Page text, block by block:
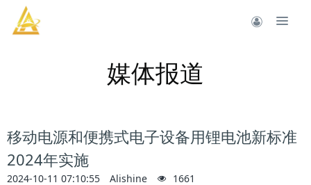
媒体报道
移动电源和便携式电子设备用锂电池新标准
2024年实施
2024-10-11 07:10:55 Alishine 1661